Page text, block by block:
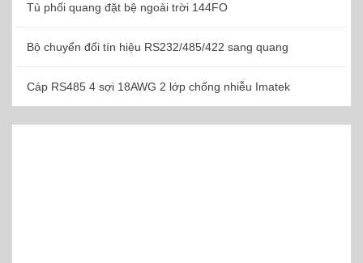
Tủ phối quang đặt bệ ngoài trời 144FO
Bộ chuyển đổi tín hiệu RS232/485/422 sang quang
Cáp RS485 4 sợi 18AWG 2 lớp chống nhiễu Imatek